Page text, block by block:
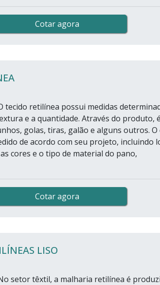
Cotar agora
tecido retilínea possui medidas
e a quantidade. Através do produto,
golas, tiras, galão e alguns outros. O
de acordo com seu projeto, incluindo
cores e o tipo de material do pano,
Cotar agora
LISO
setor têxtil, a malharia retilínea é